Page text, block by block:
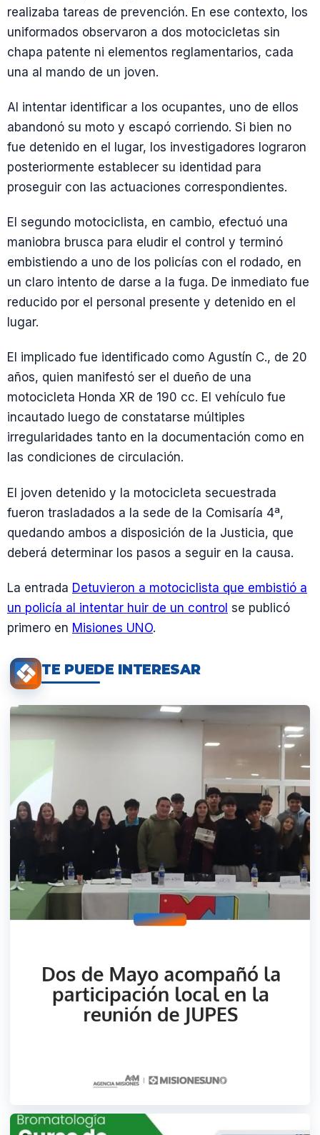
realizaba tareas de prevención. En ese contexto, los
uniformados observaron a dos motocicletas sin
chapa patente ni elementos reglamentarios, cada
una al mando de un joven.
Al intentar identificar a los ocupantes, uno de ellos
abandonó su moto y escapó corriendo. Si bien no
fue detenido en el lugar, los investigadores lograron
posteriormente establecer su identidad para
proseguir con las actuaciones correspondientes.
El segundo motociclista, en cambio, efectuó una
maniobra brusca para eludir el control y terminó
embistiendo a uno de los policías con el rodado, en
un claro intento de darse a la fuga. De inmediato fue
reducido por el personal presente y detenido en el
lugar.
El implicado fue identificado como Agustín C., de 20
años, quien manifestó ser el dueño de una
motocicleta Honda XR de 190 cc. El vehículo fue
incautado luego de constatarse múltiples
irregularidades tanto en la documentación como en
las condiciones de circulación.
El joven detenido y la motocicleta secuestrada
fueron trasladados a la sede de la Comisaría 4ª,
quedando ambos a disposición de la Justicia, que
deberá determinar los pasos a seguir en la causa.
La entrada Detuvieron a motociclista que embistió a
un policía al intentar huir de un control se publicó
primero en Misiones UNO.
TE PUEDE INTERESAR